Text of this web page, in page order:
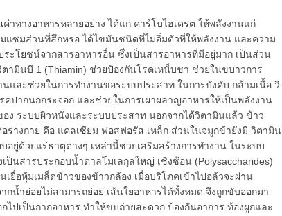
งอาหารหลายอย่าง ได้แก่ คาร์โบไฮเดรต ให้พลังงานแก่
แซมส่วนที่สึกหรอ ได้ไขมันชนิดที่ไม่อิ่มตัวที่ให้พลังงาน และความ
ระโยชน์จากสารอาหารอื่น ซึ่งเป็นสารอาหารที่มีอยู่มาก เป็นส่วน
ามินบี 1 (Thiamin) ช่วยป้องกันโรคเหน็บชา ช่วยในขบาวการ
นและช่วยในการทำงานขอระบบประสาท ในการบังคับ กล้ามเนื้อ วิ
ปากนกกระจอก และช่วยในการเผาผลาญอาหารให้เป็นพลังงาน
ง ระบบผิวหนังและระบบประสาท นอกจากได้วิตามินแล้ว ข้าว
ร่างกาย คือ แคลเซียม ฟอสฟอรัส เหล็ก ส่วนในจมูกข้ายังมี วิตามิน
อยู่ด้วยแร่ธาตุต่างๆ เหล่านี้ช่วยเสริมสร้างการทำงาน ในระบบ
ป็นสารประกอบน้ำตาลโมเลกุลใหญ่ เชิงซ้อน (Polysaccharides)
ยื่อหุ้มเมล็ดข้าวของข้าวกล้อง เมื่อบริโภคเข้าไปอล้วจะผ่าน
ากน้ำย่อยไม่สามารถย่อย เส้นใยอาหารได้ทั้งหมด จึงถูกขับออกมา
ไปเป็นกากอาหาร ทำให้ขบถ่ายสะดวก ป้องกันอาการ ท้องผูกและ